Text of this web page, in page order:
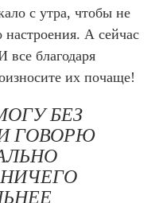
с утра, чтобы не
настроения. А сейчас
благодаря
их почаще!
БЕЗ
ГОВОРЮ